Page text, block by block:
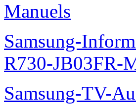
Manuels
Samsung-
R730-JB03FR-
Samsung-TV-